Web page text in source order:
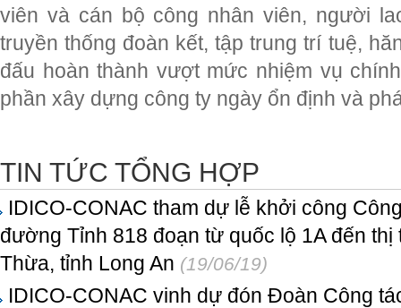
viên và cán bộ công nhân viên, người
truyền thống đoàn kết, tập trung trí tuệ,
đấu hoàn thành vượt mức nhiệm vụ
phần xây dựng công ty ngày ổn định và
TIN TỨC TỔNG HỢP
IDICO-CONAC tham dự lễ khởi công
đường Tỉnh 818 đoạn từ quốc lộ 1A đến
Thừa, tỉnh Long An (19/06/19)
IDICO-CONAC vinh dự đón Đoàn Công